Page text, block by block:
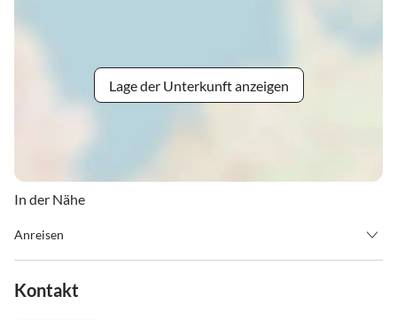
Lage der Unterkunft anzeigen
In der Nähe
Anreisen
Kontakt